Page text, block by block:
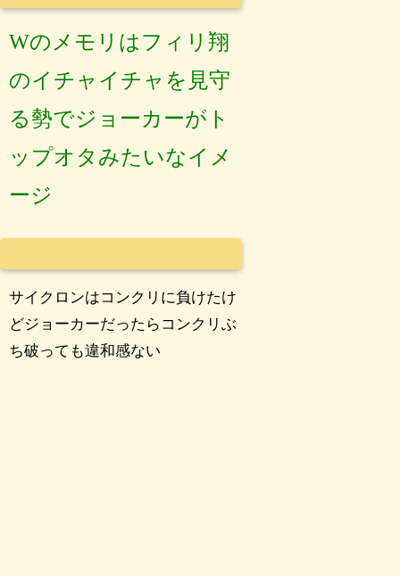
Wのメモリはフィリ翔
のイチャイチャを見守
る勢でジョーカーがト
ップオタみたいなイメ
ージ
サイクロンはコンクリに負けたけ
どジョーカーだったらコンクリぶ
ち破っても違和感ない